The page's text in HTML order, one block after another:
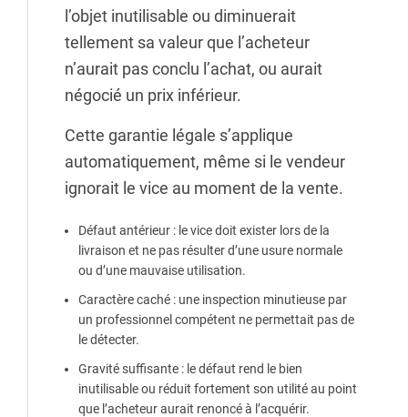
l’objet inutilisable ou diminuerait
tellement sa valeur que l’acheteur
n’aurait pas conclu l’achat, ou aurait
négocié un prix inférieur.
Cette garantie légale s’applique
automatiquement, même si le vendeur
ignorait le vice au moment de la vente.
Défaut antérieur : le vice doit exister lors de la
livraison et ne pas résulter d’une usure normale
ou d’une mauvaise utilisation.
Caractère caché : une inspection minutieuse par
un professionnel compétent ne permettait pas de
le détecter.
Gravité suffisante : le défaut rend le bien
inutilisable ou réduit fortement son utilité au point
que l’acheteur aurait renoncé à l’acquérir.